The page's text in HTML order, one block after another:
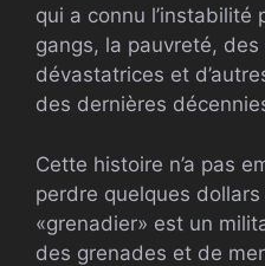
qui a connu l’instabilité
gangs, la pauvreté,
dévastatrices et
des dernières
Cette histoire n’a pas
perdre quelques
«grenadier» est un
des grenades et de